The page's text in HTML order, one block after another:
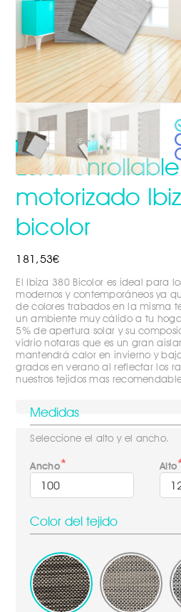
Estor enrollable
motorizado
bicolor
181,53€
El Ibiza 380 Bicolor es ideal para
modernos y contemporáneos ya
de colores trabados en la misma
un ambiente muy cálido a tu
5% de apertura solar y su
vidrio notaras que es un gran
mantendrá calor en invierno y
grados en verano al reflectar los
nuestros tejidos mas
Medidas
Seleccione el alto y el ancho.
Ancho Alto
Color del tejido